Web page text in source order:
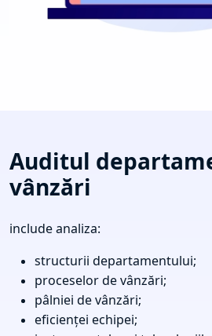
Auditul
vânzări
include analiza:
structurii departamentului;
proceselor de vânzări;
pâlniei de vânzări;
eficienței echipei;